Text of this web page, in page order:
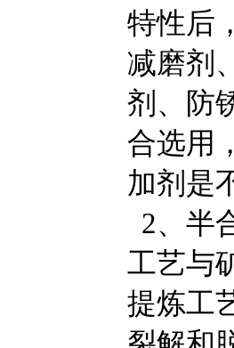
特性后
减磨剂
剂、防
合选用
加剂是
2、半
工艺与
提炼工